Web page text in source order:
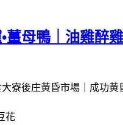
薑母鴨｜油雞醉
寮後庄黃昏市場｜成功
花